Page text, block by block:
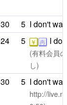
30 5 I don't
24 5 ￥ 再 I
(有料会員
し)
30 5 I don't
http://